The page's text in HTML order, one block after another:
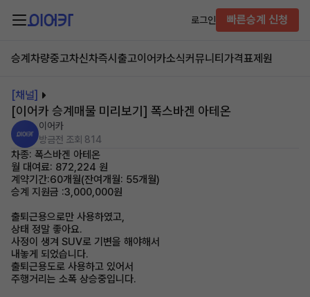
로그인 빠른승계 신청
승계차량중고차신차즉시출고이어카소식커뮤니티 가격표제원
[채널]
[이어카 승계매물 미리보기] 폭스바겐 아테온
이어카
방금전 조회 814
차종: 폭스바겐 아테온
월 대여료: 872,224 원
계약기간:60개월(잔여개월: 55개월)
승계 지원금 :3,000,000원
출퇴근용으로만 사용하였고,
상태 정말 좋아요.
사정이 생겨 SUV로 기변을 해야해서
내놓게 되었습니다.
출퇴근용도로 사용하고 있어서
주행거리는 소폭 상승중입니다.